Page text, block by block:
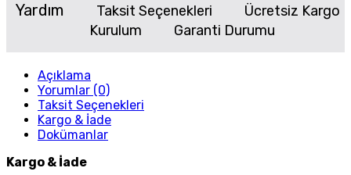
Yardım Taksit Seçenekleri
Ücretsiz Kargo
Kurulum
Garanti Durumu
Açıklama
Yorumlar (0)
Taksit Seçenekleri
Kargo & İade
Dokümanlar
Kargo & İade